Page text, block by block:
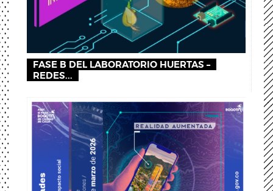
FASE B DEL LABORATORIO HUERTAS –
REDES...